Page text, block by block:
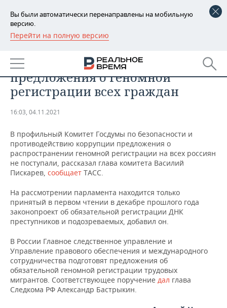
Вы были автоматически перенаправлены на мобильную
версию.
Перейти на полную версию
РЕГИОНЫ
БАШКОРТОСТАН
ТАТАРСТАН
НОВОСТИ
АНАЛИТИКА
ДЕКЛАРАЦИИ О ДОХОДАХ
КОРОЛИ ГОСЗАКАЗА ПФО
ВУЗЫ ТАТАРСТАНА
КОМУ ПРИНАДЛЕЖАТ
ТОРГОВЫЕ ЦЕНТРЫ
ТАТАРСТАНА
НОВОСТИ ЭКОНОМИКИ
ФИНАНСЫ
БАНКИ
БЮДЖЕТ
ИНВЕСТИЦИИ
ПРОМЫШЛЕННОСТЬ
НОВОСТИ
ПРОМЫШЛЕННОСТИ
МАШИНОСТРОЕНИЕ
НЕФТЬ
ОПК
НЕДВИЖИМОСТЬ
НОВОСТИ НЕДВИЖИМОСТИ
АВТО
НОВОСТИ АВТО
БИЗНЕС
НОВОСТИ БИЗНЕСА
РОЗНИЧНАЯ ТОРГОВЛЯ
ТРАНСПОРТ
УСЛУГИ
ТЕХНОЛОГИИ
НОВОСТИ ТЕХНОЛОГИЙ
IT
МЕДИА
МЕРОПРИЯТИЯ
НОВОСТИ МЕРОПРИЯТИЙ
ВЫЕЗДНАЯ РЕДАКЦИЯ
СПОРТ
НОВОСТИ СПОРТА
ОБЩЕСТВО
В Госдуму не поступали
предложения о геномной
регистрации всех граждан
16:03, 04.11.2021
В профильный Комитет Госдумы по безопасности и
противодействию коррупции предложения о
распространении геномной регистрации на всех россиян
не поступали, рассказал глава комитета Василий
Пискарев, сообщает ТАСС.
На рассмотрении парламента находится только
принятый в первом чтении в декабре прошлого года
законопроект об обязательной регистрации ДНК
преступников и подозреваемых, добавил он.
В России Главное следственное управление и
Управление правового обеспечения и международного
сотрудничества подготовят предложения об
обязательной геномной регистрации трудовых
мигрантов. Соответствующее поручение дал глава
Следкома РФ Александр Бастрыкин.